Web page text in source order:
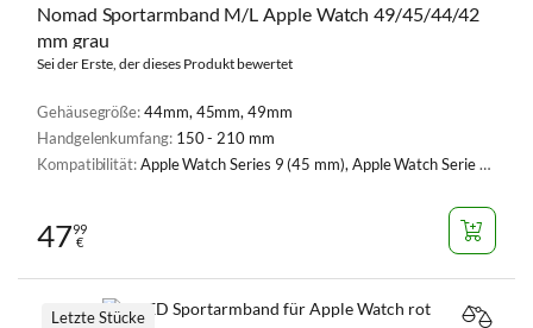
Nomad Sportarmband M/L Apple Watch 49/45/44/42
mm grau
Sei der Erste, der dieses Produkt bewertet
Gehäusegröße:44mm, 45mm, 49mm
Handgelenkumfang: 150 - 210 mm
Kompatibilität:Apple Watch Series 9 (45 mm), Apple Watch Serie 1, 2, 3 (42 mm), Apple Watch Serie 4, 5, 6, SE, SE 2 (44 mm), Apple Watch Series 7 (45 mm), Apple Watch Series 8 (45 mm), Apple Watch Ultra (49 mm), Apple Watch Ultra 2 (49 mm), Apple Watch Series 10 (46 mm), Apple Watch Series 1 - 9, SE
4799
€
Letzte Stücke